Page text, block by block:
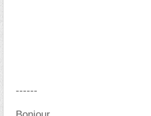
------